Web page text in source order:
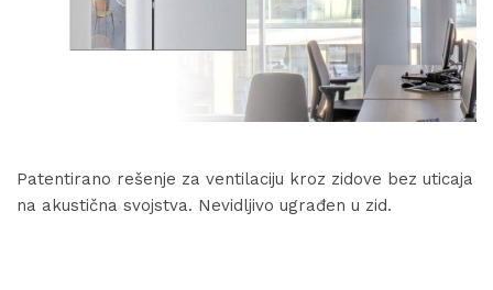
Patentirano rešenje za ventilaciju kroz zidove bez uticaja
na akustična svojstva. Nevidljivo ugrađen u zid.